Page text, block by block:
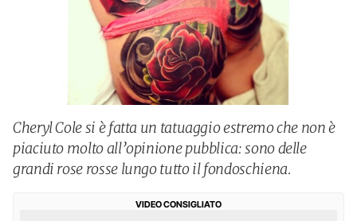
Cheryl Cole si è fatta un tatuaggio estremo che non è
piaciuto molto all’opinione pubblica: sono delle
grandi rose rosse lungo tutto il fondoschiena.
VIDEO CONSIGLIATO